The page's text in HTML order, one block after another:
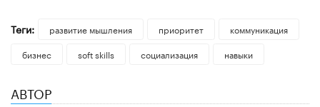
Теги: развитие мышления приоритет
коммуникация
бизнес
soft skills социализация навыки
АВТОР